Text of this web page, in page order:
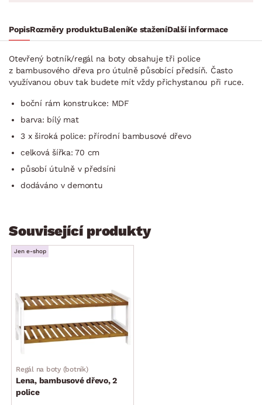
PopisRozměry produktuBaleníKe staženíDalší informace
Otevřený botník/regál na boty obsahuje tři police
z bambusového dřeva pro útulně působící předsíň. Často
využívanou obuv tak budete mít vždy přichystanou při ruce.
boční rám konstrukce: MDF
barva: bílý mat
3 x široká police: přírodní bambusové dřevo
celková šířka: 70 cm
působí útulně v předsíni
dodáváno v demontu
Související produkty
Jen e-shop
Regál na boty (botník)
Lena, bambusové dřevo, 2
police